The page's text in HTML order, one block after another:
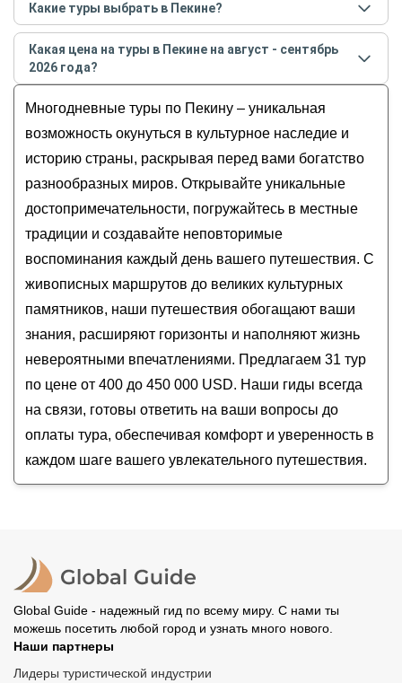
Какие туры выбрать в Пекине?
Самые популярные турыв Пекинев августе -
сентябре 2026 года:
Своей компанией по Китаю: Пекин, Шанхай и
Чжуцзяцзяо, главные места и погружение в
культуру
Комфорт-тур в горы Китая: Чжанцзяцзе,
Фэнхуан и Фуронг
Классика Пекина: индивидуальный тур по
основным локациям столицы и окрестностей
Большое путешествие по главным местам
Китая: Пекин, Шанхай, горы Аватара
Уик-энд в Пекине в мини-группе: стена
Симатай, город на воде Губэй и экскурсия по
Какая цена на туры в Пекине на август - сентябрь
2026 года?
2026года от 400до 450 000 USD
Многодневные туры по Пекину – уникальная
возможность окунуться в культурное наследие и
историю страны, раскрывая перед вами богатство
разнообразных миров. Открывайте уникальные
достопримечательности, погружайтесь в местные
традиции и создавайте неповторимые
воспоминания каждый день вашего путешествия. С
живописных маршрутов до великих культурных
памятников, наши путешествия обогащают ваши
знания, расширяют горизонты и наполняют жизнь
невероятными впечатлениями. Предлагаем 31 тур
по цене от 400 до 450 000 USD. Наши гиды всегда
на связи, готовы ответить на ваши вопросы до
оплаты тура, обеспечивая комфорт и уверенность в
каждом шаге вашего увлекательного путешествия.
Global Guide - надежный гид по всему миру. С нами ты
можешь посетить любой город и узнать много нового.
Наши партнеры
Лидеры туристической индустрии